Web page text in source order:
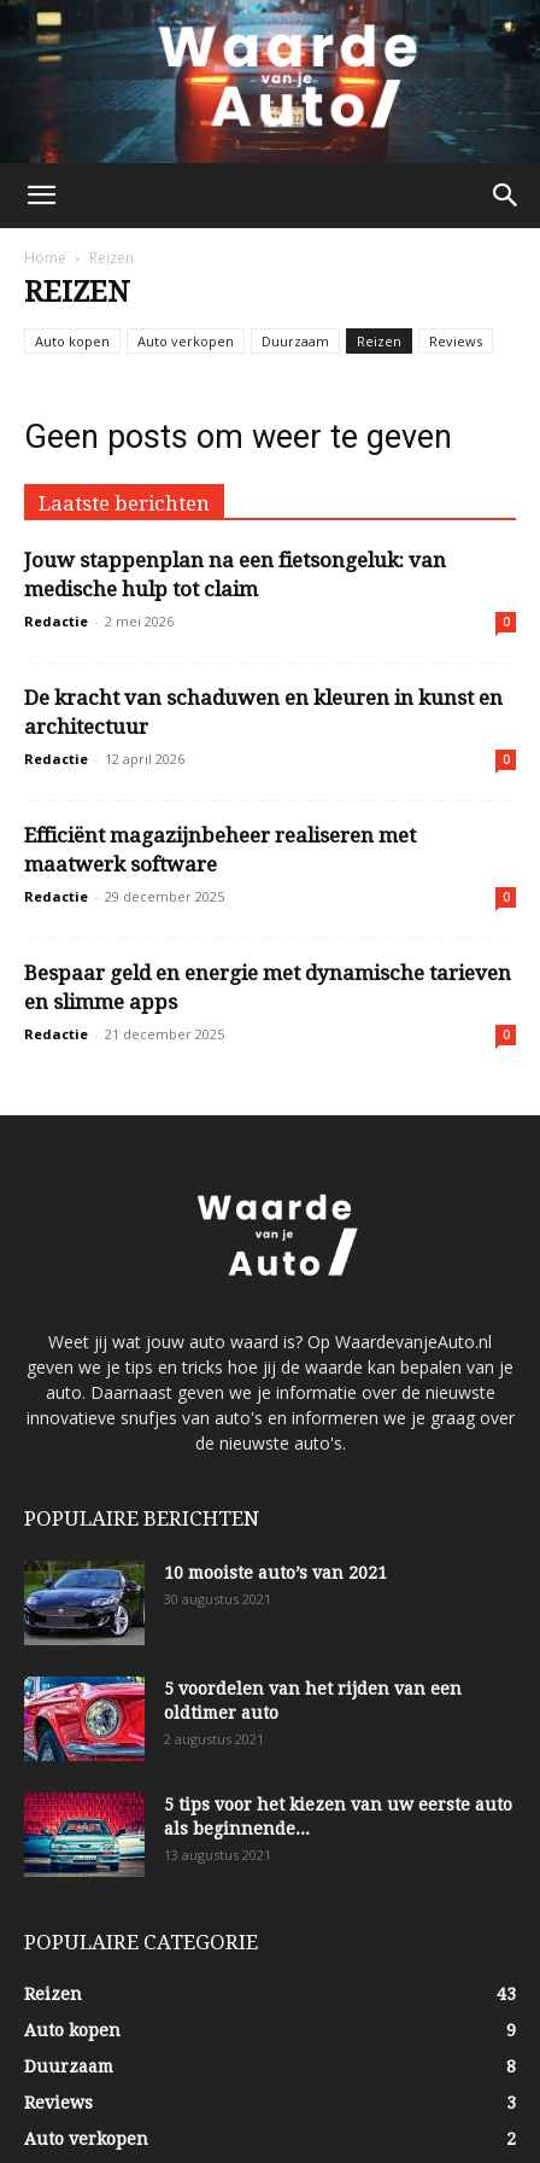
Home Reizen
REIZEN
Auto kopen Auto verkopen Duurzaam Reizen Reviews
Geen posts om weer te geven
Laatste berichten
Jouw stappenplan na een fietsongeluk: van
medische hulp tot claim
Redactie - 2 mei 2026 0
De kracht van schaduwen en kleuren in kunst en
architectuur
Redactie - 12 april 2026 0
Efficiënt magazijnbeheer realiseren met
maatwerk software
Redactie - 29 december 2025 0
Bespaar geld en energie met dynamische tarieven
en slimme apps
Redactie - 21 december 2025 0
Weet jij wat jouw auto waard is? Op WaardevanjeAuto.nl
geven we je tips en tricks hoe jij de waarde kan bepalen van je
auto. Daarnaast geven we je informatie over de nieuwste
innovatieve snufjes van auto's en informeren we je graag over
de nieuwste auto's.
POPULAIRE BERICHTEN
10 mooiste auto’s van 2021
30 augustus 2021
5 voordelen van het rijden van een
oldtimer auto
2 augustus 2021
5 tips voor het kiezen van uw eerste auto
als beginnende...
13 augustus 2021
POPULAIRE CATEGORIE
Reizen
43
Auto kopen
9
Duurzaam
8
Reviews
3
Auto verkopen
2